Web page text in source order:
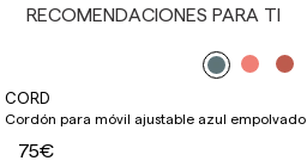
RECOMENDACIONES PARA TI
CORD
Cordón para móvil ajustable azul empolvado
75€